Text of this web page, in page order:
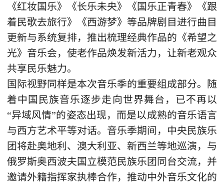
《红妆国乐》《长乐未央》《国乐正青春》《跟
着民歌去旅行》《西游梦》等品牌剧目进行曲目
更新与系统复排，推出梳理经典作品的《希望之
光》音乐会，使老作品焕发新活力，让新老观众
共享民乐魅力。
国际视野同样是本次音乐季的重要组成部分。随
着中国民族音乐逐步走向世界舞台，已不再以
“异域风情”的姿态出现，而是以成熟的音乐语言
与西方艺术平等对话。音乐季期间，中央民族乐
团将赴奥地利、澳大利亚、新西兰等地巡演，与
俄罗斯奥西波夫国立模范民族乐团同台交流，并
邀请外籍指挥家执棒合作，推动中外音乐文化的